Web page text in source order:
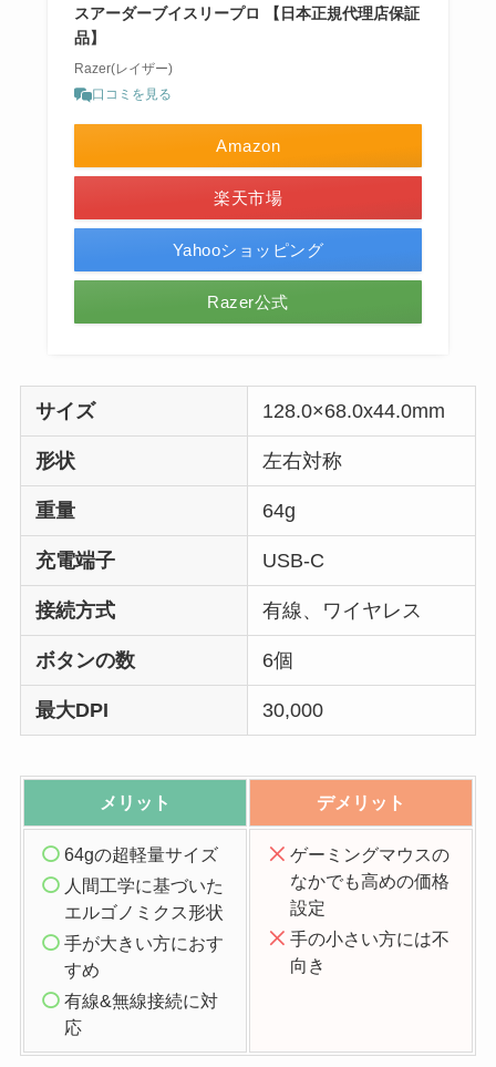
スアーダーブイスリープロ 【日本正規代理店保証
品】
Razer(レイザー)
口コミを見る
Amazon
楽天市場
Yahooショッピング
Razer公式
サイズ ‎128.0×68.0x44.0mm
形状 左右対称
重量 64g
充電端子 USB-C
接続方式 有線、ワイヤレス
ボタンの数 6個
最大DPI 30,000
メリット デメリット
64gの超軽量サイズ
人間工学に基づいた
エルゴノミクス形状
手が大きい方におす
すめ
有線&無線接続に対
応
ゲーミングマウスの
なかでも高めの価格
設定
手の小さい方には不
向き